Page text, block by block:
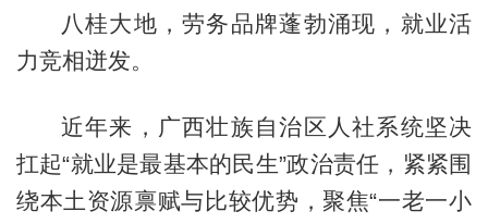
八桂大地，劳务品牌蓬勃涌现，就业活
力竞相迸发。
近年来，广西壮族自治区人社系统坚决
扛起“就业是最基本的民生”政治责任，紧紧围
绕本土资源禀赋与比较优势，聚焦“一老一小